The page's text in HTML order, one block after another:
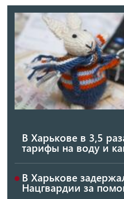
В Харькове в 3,5
тарифы на воду и
В Харькове
Нацгвардии за